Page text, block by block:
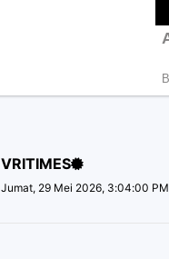
VRITIMES
Jumat, 29 Mei 2026, 3:04:00 PM